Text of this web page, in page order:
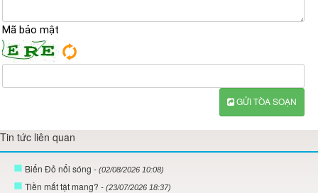
Mã bảo mật
GỬI TÒA SOẠN
Tin tức liên quan
Biển Đỏ nổi sóng - (02/08/2026 10:08)
Tiền mất tật mang? - (23/07/2026 18:37)